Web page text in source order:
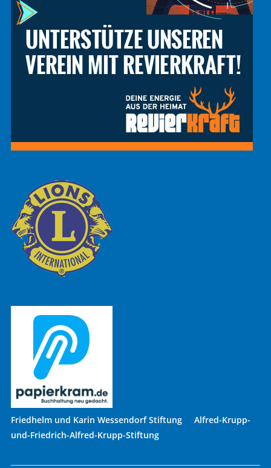
Friedhelm und Karin Wessendorf Stiftung Alfred-Krupp-
und-Friedrich-Alfred-Krupp-Stiftung